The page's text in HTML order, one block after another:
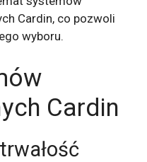
Cardin, co pozwoli
wyboru.
Cardin